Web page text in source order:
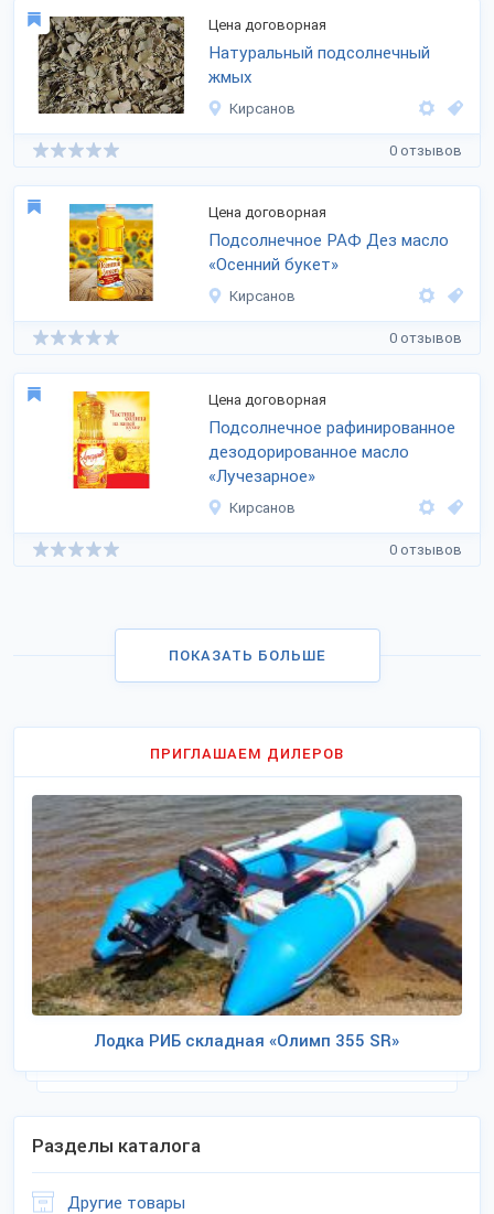
Цена договорная
Натуральный подсолнечный
жмых
Кирсанов
0 отзывов
Цена договорная
Подсолнечное РАФ Дез масло
«Осенний букет»
Кирсанов
0 отзывов
Цена договорная
Подсолнечное рафинированное
дезодорированное масло
«Лучезарное»
Кирсанов
0 отзывов
ПОКАЗАТЬ БОЛЬШЕ
ПРИГЛАШАЕМ ДИЛЕРОВ
Лодка РИБ складная «Олимп 355 SR»
Разделы каталога
Другие товары